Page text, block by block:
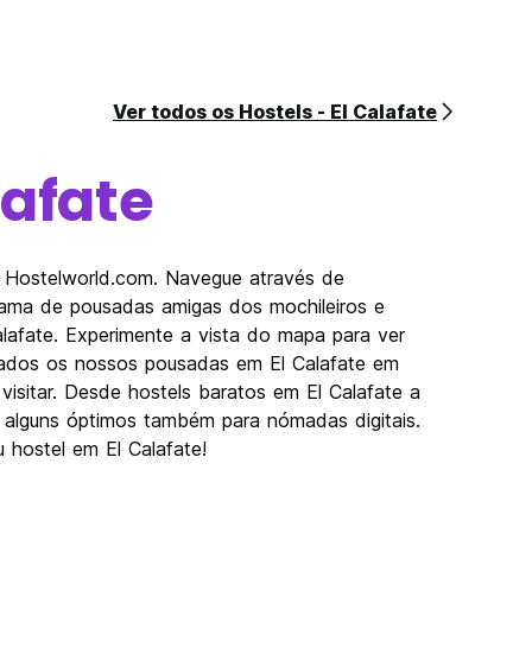
Ver todos os Hostels - El Calafate
Navegue através de
de pousadas amigas dos mochileiros e
Experimente a vista do mapa para ver
os nossos pousadas em El Calafate em
Desde hostels baratos em El Calafate a
óptimos também para nómadas digitais.
hostel em El Calafate!